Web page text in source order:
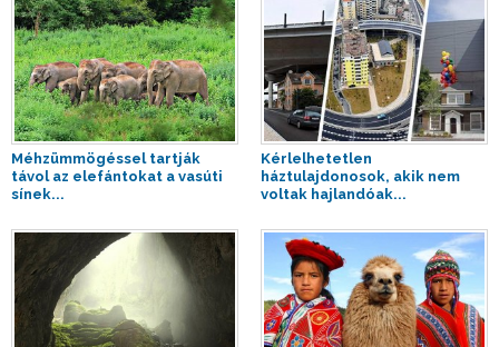
Méhzümmögéssel tartják
távol az elefántokat a vasúti
sínek...
Kérlelhetetlen
háztulajdonosok, akik nem
voltak hajlandóak...